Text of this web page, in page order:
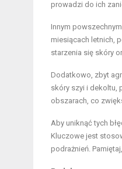
prowadzi do ich
Innym
miesiącach letnich,
starzenia się skóry
Dodatkowo, zbyt
skóry szyi i dekoltu,
obszarach, co
Aby uniknąć tych
Kluczowe jest
podrażnień.